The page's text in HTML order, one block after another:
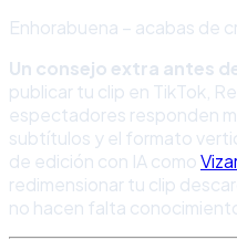
Enhorabuena – acabas de
Un consejo extra antes
publicar tu clip en TikTok,
espectadores responden
subtítulos y el formato
de edición con IA como
redimensionar tu clip
no hacen falta